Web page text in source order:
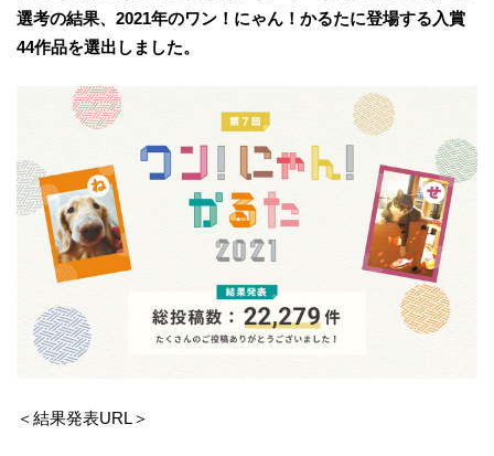
選考の結果、2021年のワン！にゃん！かるたに登場する入賞
44作品を選出しました。
＜結果発表URL＞